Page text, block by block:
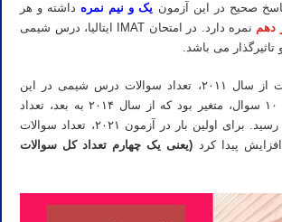
صحیح در این آزمون یک و نیم نمرهداشته و هر
دهم
نمره دارد. در امتحان IMAT ایتالیا، درس شیمی
می باشد.
از شروع آزمون آیمت از سال ۲۰۱۱، تعداد سوالات درس شیمی در این
آزمون ابتدا بین ۸ تا ۱۰ سوال، متغیر بود که از سال ۲۰۱۴ به بعد، تعداد
سوالات به ۱۲ سوال رسید. برای اولین بار در آزمون ۲۰۲۱، تعداد سوالات
افزایش پیدا کرد (یعنی یک چهارم تعداد کل سوالات